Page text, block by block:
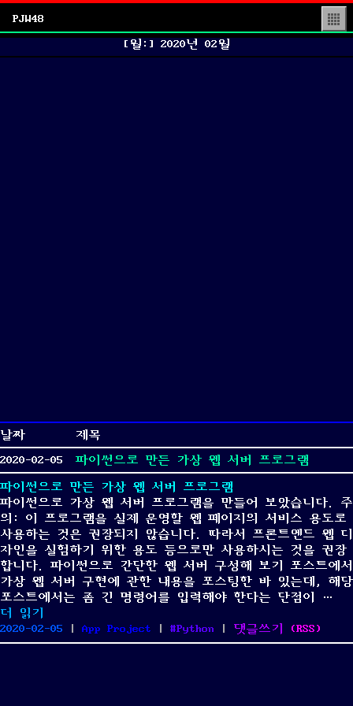
PJW48
▒
[월:] 2020년 02월
날짜
제목
2020-02-05
파이썬으로 만든 가상 웹 서버 프로그램
파이썬으로 만든 가상 웹 서버 프로그램
파이썬으로 가상 웹 서버 프로그램을 만들어 보았습니다. 주
의: 이 프로그램을 실제 운영할 웹 페이지의 서비스 용도로
사용하는 것은 권장되지 않습니다. 따라서 프론트엔드 웹 디
자인을 실험하기 위한 용도 등으로만 사용하시는 것을 권장
합니다. 파이썬으로 간단한 웹 서버 구성해 보기 포스트에서
가상 웹 서버 구현에 관한 내용을 포스팅한 바 있는데, 해당
포스트에서는 좀 긴 명령어를 입력해야 한다는 단점이 …
“파이썬으로 만든 가상 웹 서버 프로그램”
더 읽기
Posted
on
2020-02-05 Categories
App Project Tags
Python 댓글쓰기
on
파
(RSS)